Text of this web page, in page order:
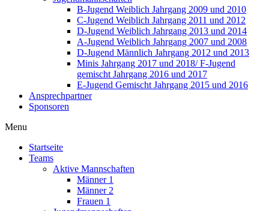
B-Jugend Weiblich Jahrgang 2009 und 2010
C-Jugend Weiblich Jahrgang 2011 und 2012
D-Jugend Weiblich Jahrgang 2013 und 2014
A-Jugend Weiblich Jahrgang 2007 und 2008
D-Jugend Männlich Jahrgang 2012 und 2013
Minis Jahrgang 2017 und 2018/ F-Jugend
gemischt Jahrgang 2016 und 2017
E-Jugend Gemischt Jahrgang 2015 und 2016
Ansprechpartner
Sponsoren
Menu
Startseite
Teams
Aktive Mannschaften
Männer 1
Männer 2
Frauen 1